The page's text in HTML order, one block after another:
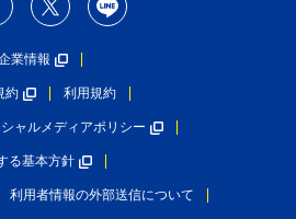
業情報
約 利用規約
ャルメディアポリシー
る基本方針
利用者情報の外部送信について